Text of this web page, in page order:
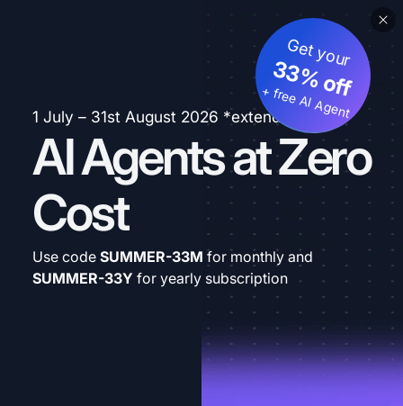
1 July – 31st August 2026 *extended
AI Agents at Zero
Cost
Get your
33% off
+ free AI Agent
Use code SUMMER-33M for monthly and
SUMMER-33Y for yearly subscription